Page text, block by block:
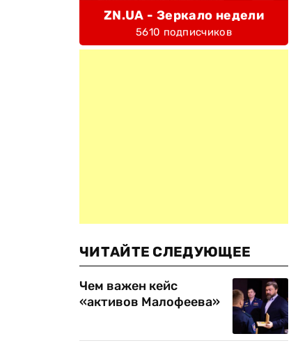
ZN.UA - Зеркало недели
5610 подписчиков
ЧИТАЙТЕ СЛЕДУЮЩЕЕ
Чем важен кейс
«активов Малофеева»